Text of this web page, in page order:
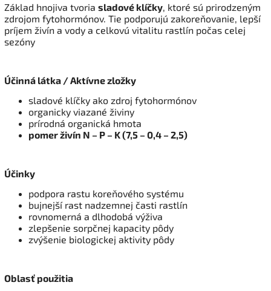
Základ hnojiva tvoria sladové klíčky, ktoré sú prirodzeným
zdrojom fytohormónov. Tie podporujú zakoreňovanie, lepší
príjem živín a vody a celkovú vitalitu rastlín počas celej
sezóny
Účinná látka / Aktívne zložky
sladové klíčky ako zdroj fytohormónov
organicky viazané živiny
prírodná organická hmota
pomer živín N – P – K (7,5 – 0,4 – 2,5)
Účinky
podpora rastu koreňového systému
bujnejší rast nadzemnej časti rastlín
rovnomerná a dlhodobá výživa
zlepšenie sorpčnej kapacity pôdy
zvýšenie biologickej aktivity pôdy
Oblasť použitia